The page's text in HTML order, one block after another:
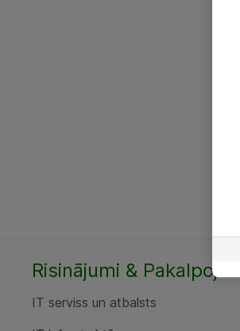
Risinājumi & Pakalpojumi
IT serviss un atbalsts